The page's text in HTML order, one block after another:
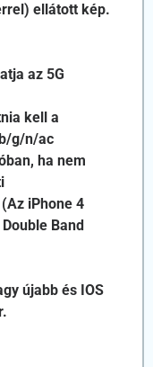
ellátott kép.
az 5G
kell a
g/n/ac
ha nem
iPhone 4
Band
újabb és IOS